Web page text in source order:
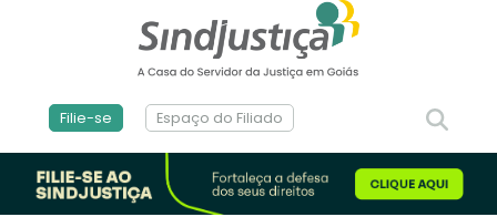
Filie-se Espaço do Filiado